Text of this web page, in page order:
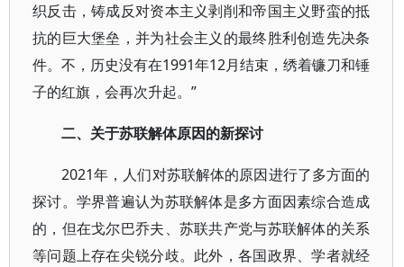
织反击，铸成反对资本主义剥削和帝国主义野蛮的抵
抗的巨大堡垒，并为社会主义的最终胜利创造先决条
件。不，历史没有在1991年12月结束，绣着镰刀和锤
子的红旗，会再次升起。”
二、关于苏联解体原因的新探讨
2021年，人们对苏联解体的原因进行了多方面的
探讨。学界普遍认为苏联解体是多方面因素综合造成
的，但在戈尔巴乔夫、苏联共产党与苏联解体的关系
等问题上存在尖锐分歧。此外，各国政界、学者就经